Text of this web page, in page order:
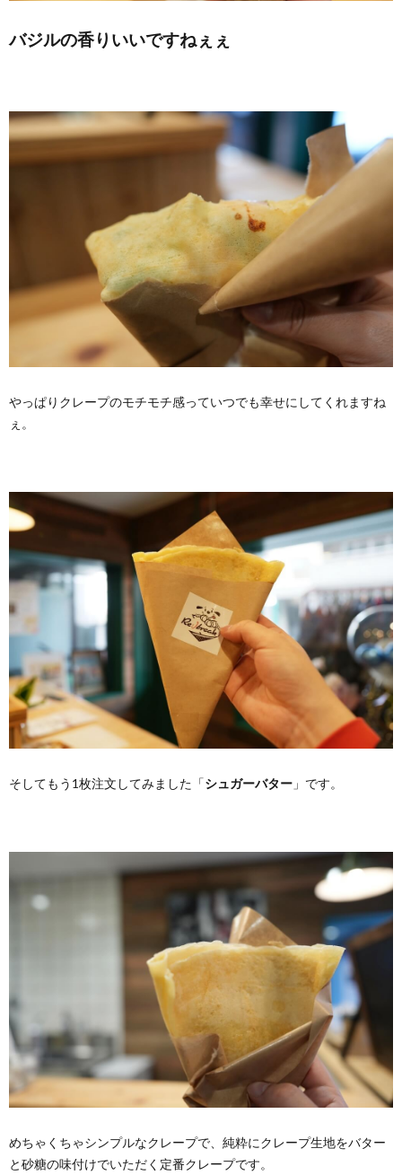
バジルの香りいいですねぇぇ
やっぱりクレープのモチモチ感っていつでも幸せにしてくれますね
ぇ。
そしてもう1枚注文してみました「シュガーバター 」です。
めちゃくちゃシンプルなクレープで、純粋にクレープ生地をバター
と砂糖の味付けでいただく定番クレープです。